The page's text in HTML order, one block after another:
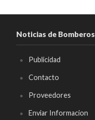
Noticias de Bomberos
Publicidad
Contacto
Proveedores
Enviar Informacion